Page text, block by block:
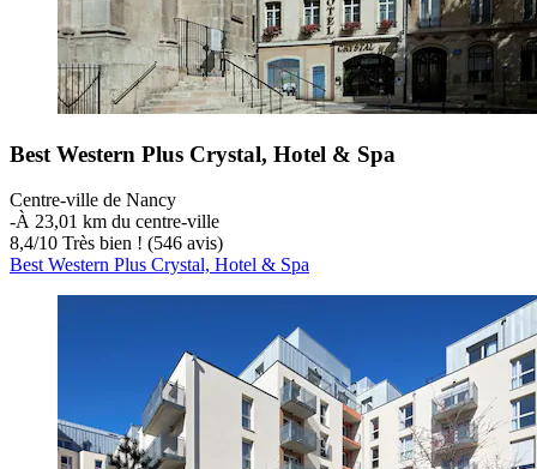
Best Western Plus Crystal, Hotel & Spa
Centre-ville de Nancy
‐À 23,01 km du centre-ville
8,4/10 Très bien ! (546 avis)
Best Western Plus Crystal, Hotel & Spa